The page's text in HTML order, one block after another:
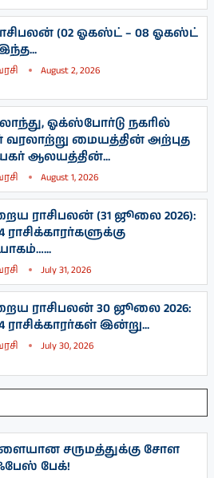
(02 ஓகஸ்ட் – 08 ஓகஸ்ட்
இந்த...
August 2, 2026
ஓக்ஸ்போர்டு நகரில்
வரலாற்று மையத்தின் அற்புத
ஆலயத்தின்...
August 1, 2026
ராசிபலன் (31 ஜூலை 2026):
July 31, 2026
ராசிபலன் 30 ஜூலை 2026:
ராசிக்காரர்கள் இன்று...
July 30, 2026
சருமத்துக்கு சோள
பேக்!